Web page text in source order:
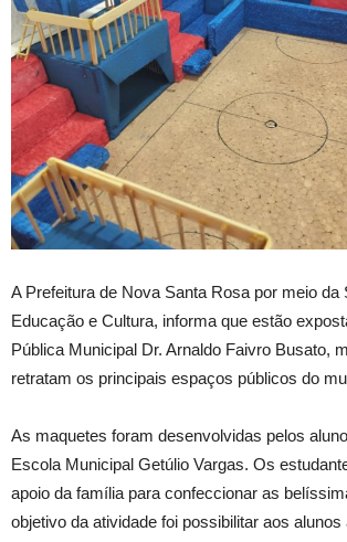
A Prefeitura de Nova Santa Rosa por meio da
Educação e Cultura, informa que estão
Pública Municipal Dr. Arnaldo Faivro Busato,
retratam os principais espaços públicos do
As maquetes foram desenvolvidas pelos
Escola Municipal Getúlio Vargas. Os
apoio da família para confeccionar as
objetivo da atividade foi possibilitar aos